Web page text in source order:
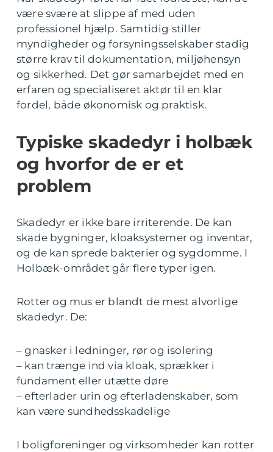
være svære at slippe af med uden
professionel hjælp. Samtidig stiller
myndigheder og forsyningsselskaber stadig
større krav til dokumentation, miljøhensyn
og sikkerhed. Det gør samarbejdet med en
erfaren og specialiseret aktør til en klar
fordel, både økonomisk og praktisk.
Typiske skadedyr i holbæk
og hvorfor de er et
problem
Skadedyr er ikke bare irriterende. De kan
skade bygninger, kloaksystemer og inventar,
og de kan sprede bakterier og sygdomme. I
Holbæk-området går flere typer igen.
Rotter og mus er blandt de mest alvorlige
skadedyr. De:
– gnasker i ledninger, rør og isolering
– kan trænge ind via kloak, sprækker i
fundament eller utætte døre
– efterlader urin og efterladenskaber, som
kan være sundhedsskadelige
I boligforeninger og virksomheder kan rotter